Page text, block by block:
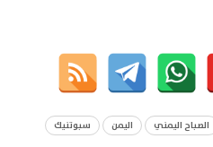
الصباح اليمني اليمن
سبوتنيك